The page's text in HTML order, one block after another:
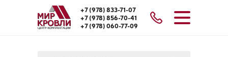
+7 (978) 833-71-07
+7 (978) 856-70-41
+7 (978) 060-77-09